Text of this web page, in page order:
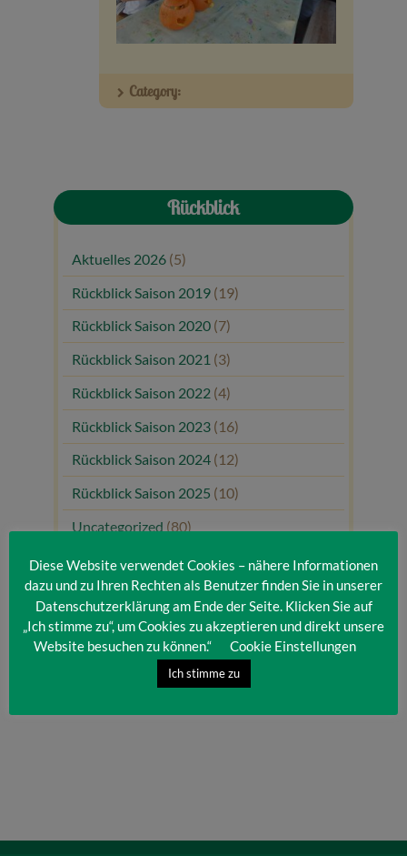
Veranstaltungen
Baumpaten
Category:
Rückblick
Aktuelles 2026 (5)
Rückblick Saison 2019 (19)
Rückblick Saison 2020 (7)
Rückblick Saison 2021 (3)
Rückblick Saison 2022 (4)
Rückblick Saison 2023 (16)
Rückblick Saison 2024 (12)
Rückblick Saison 2025 (10)
Uncategorized (80)
Unsere Gäste(1)
Diese Website verwendet Cookies – nähere Informationen
dazu und zu Ihren Rechten als Benutzer finden Sie in unserer
Datenschutzerklärung am Ende der Seite. Klicken Sie auf
„Ich stimme zu“, um Cookies zu akzeptieren und direkt unsere
Website besuchen zu können.“
Cookie Einstellungen
Ich stimme zu